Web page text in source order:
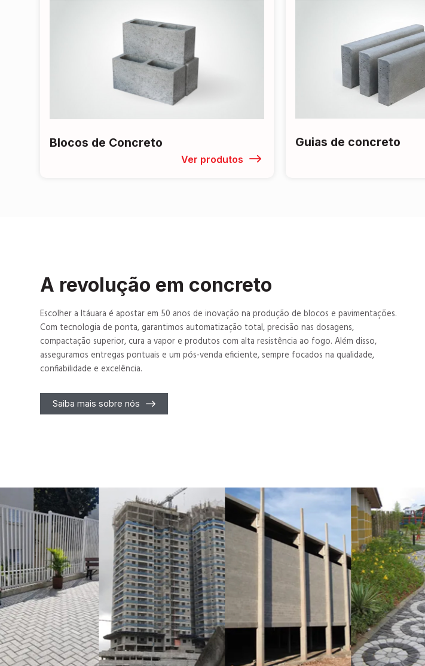
Blocos de Concreto
Ver produtos
Guias de concreto
A revolução em concreto
Escolher a Itáuara é apostar em 50 anos de inovação na produção de blocos e pavimentações.
Com tecnologia de ponta, garantimos automatização total, precisão nas dosagens,
compactação superior, cura a vapor e produtos com alta resistência ao fogo. Além disso,
asseguramos entregas pontuais e um pós-venda eficiente, sempre focados na qualidade,
confiabilidade e excelência.
Saiba mais sobre nós